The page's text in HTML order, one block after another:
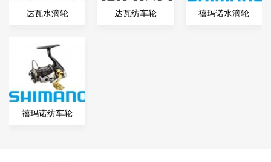
达瓦水滴轮 达瓦纺车轮 禧玛诺水滴轮
禧玛诺纺车轮